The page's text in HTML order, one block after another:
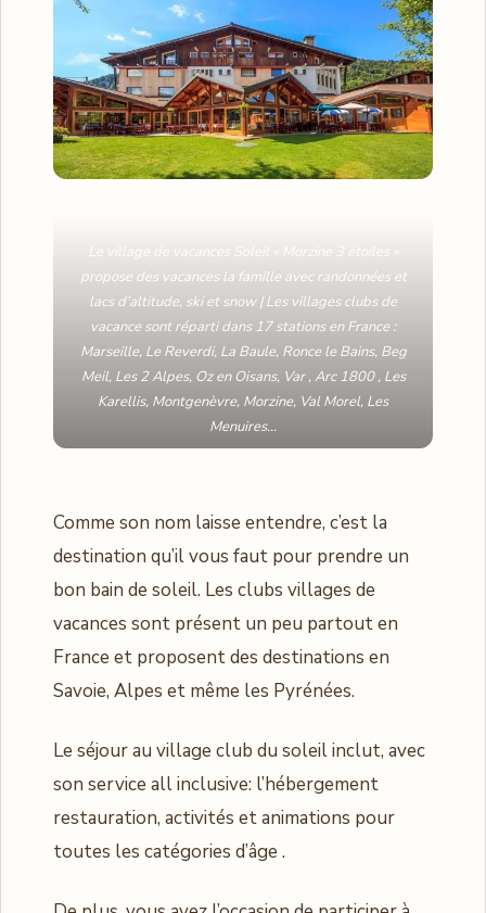
Le village de vacances Soleil « Morzine 3 étoiles »
propose des vacances la famille avec randonnées et
lacs d’altitude, ski et snow | Les villages clubs de
vacance sont réparti dans 17 stations en France :
Marseille, Le Reverdi, La Baule, Ronce le Bains, Beg
Meil, Les 2 Alpes, Oz en Oisans, Var , Arc 1800 , Les
Karellis, Montgenèvre, Morzine, Val Morel, Les
Menuires…
Comme son nom laisse entendre, c’est la
destination qu’il vous faut pour prendre un
bon bain de soleil. Les clubs villages de
vacances sont présent un peu partout en
France et proposent des destinations en
Savoie, Alpes et même les Pyrénées.
Le séjour au village club du soleil inclut, avec
son service all inclusive: l’hébergement
restauration, activités et animations pour
toutes les catégories d’âge .